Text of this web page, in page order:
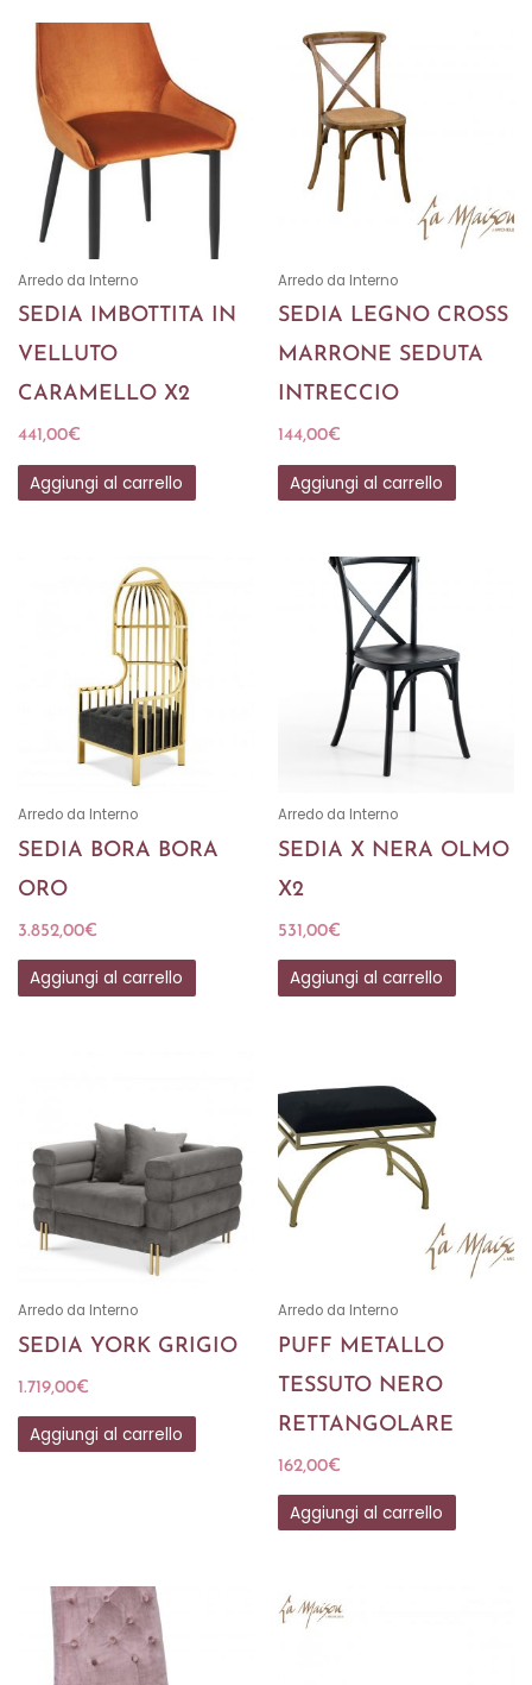
Arredo da Interno
SEDIA IMBOTTITA IN
VELLUTO
CARAMELLO X2
441,00€
Aggiungi al carrello
Arredo da Interno
SEDIA LEGNO CROSS
MARRONE SEDUTA
INTRECCIO
144,00€
Aggiungi al carrello
Arredo da Interno
SEDIA BORA BORA
ORO
3.852,00€
Aggiungi al carrello
Arredo da Interno
SEDIA X NERA OLMO
X2
531,00€
Aggiungi al carrello
Arredo da Interno
SEDIA YORK GRIGIO
1.719,00€
Aggiungi al carrello
Arredo da Interno
PUFF METALLO
TESSUTO NERO
RETTANGOLARE
162,00€
Aggiungi al carrello